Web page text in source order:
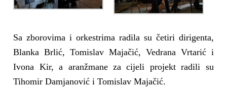
Sa zborovima i orkestrima radila su četiri dirigenta,
Blanka Brlić, Tomislav Majačić, Vedrana Vrtarić i
Ivona Kir, a aranžmane za cijeli projekt radili su
Tihomir Damjanović i Tomislav Majačić.